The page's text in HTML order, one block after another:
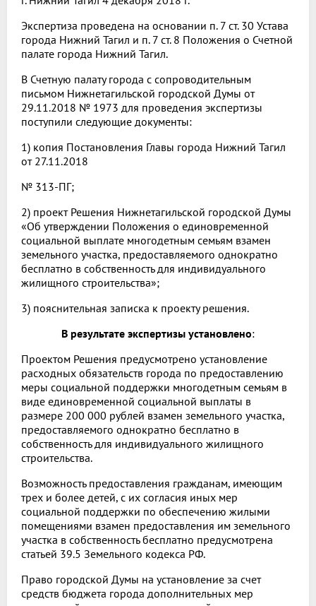
Экспертиза проведена на основании п. 7 ст. 30 Устава
города Нижний Тагил и п. 7 ст. 8 Положения о Счетной
палате города Нижний Тагил.
В Счетную палату города с сопроводительным
письмом Нижнетагильской городской Думы от
29.11.2018 № 1973 для проведения экспертизы
поступили следующие документы:
1) копия Постановления Главы города Нижний Тагил
от 27.11.2018
№ 313-ПГ;
2) проект Решения Нижнетагильской городской Думы
«Об утверждении Положения о единовременной
социальной выплате многодетным семьям взамен
земельного участка, предоставляемого однократно
бесплатно в собственность для индивидуального
жилищного строительства»;
3) пояснительная записка к проекту решения.
В результате экспертизы установлено:
Проектом Решения предусмотрено установление
расходных обязательств города по предоставлению
меры социальной поддержки многодетным семьям в
виде единовременной социальной выплаты в
размере 200 000 рублей взамен земельного участка,
предоставляемого однократно бесплатно в
собственность для индивидуального жилищного
строительства.
Возможность предоставления гражданам, имеющим
трех и более детей, с их согласия иных мер
социальной поддержки по обеспечению жилыми
помещениями взамен предоставления им земельного
участка в собственность бесплатно предусмотрена
статьей 39.5 Земельного кодекса РФ.
Право городской Думы на установление за счет
средств бюджета города дополнительных мер